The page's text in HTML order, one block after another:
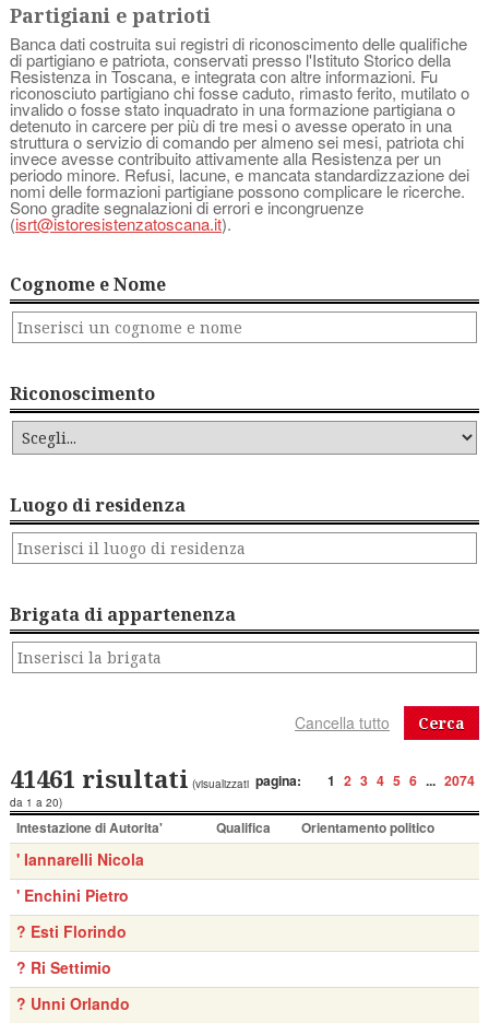
Partigiani e patrioti
Banca dati costruita sui registri di riconoscimento delle qualifiche
di partigiano e patriota, conservati presso l'Istituto Storico della
Resistenza in Toscana, e integrata con altre informazioni. Fu
riconosciuto partigiano chi fosse caduto, rimasto ferito, mutilato o
invalido o fosse stato inquadrato in una formazione partigiana o
detenuto in carcere per più di tre mesi o avesse operato in una
struttura o servizio di comando per almeno sei mesi, patriota chi
invece avesse contribuito attivamente alla Resistenza per un
periodo minore. Refusi, lacune, e mancata standardizzazione dei
nomi delle formazioni partigiane possono complicare le ricerche.
Sono gradite segnalazioni di errori e incongruenze
(isrt@istoresistenzatoscana.it).
Cognome e Nome
Riconoscimento
Luogo di residenza
Brigata di appartenenza
Cerca
pagina: 1 2 3 4 5 6 ... 2074
41461 risultati (visualizzati
da 1 a 20)
Intestazione di Autorita' Qualifica Orientamento politico
' Iannarelli Nicola
' Enchini Pietro
? Esti Florindo
? Ri Settimio
? Unni Orlando